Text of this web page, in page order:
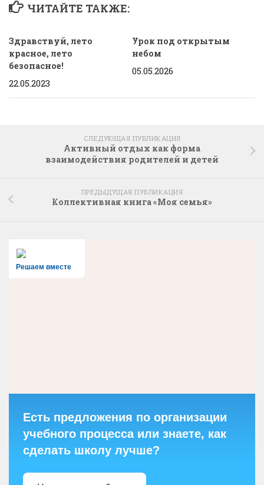
ЧИТАЙТЕ ТАКЖЕ:
Здравствуй, лето
красное, лето
безопасное!
22.05.2023
Урок под открытым
небом
05.05.2026
СЛЕДУЮЩАЯ ПУБЛИКАЦИЯ
Активный отдых как форма
взаимодействия родителей и детей
ПРЕДЫДУЩАЯ ПУБЛИКАЦИЯ
Коллективная книга «Моя семья»
Решаем вместе
Есть предложения по организации
учебного процесса или знаете, как
сделать школу лучше?